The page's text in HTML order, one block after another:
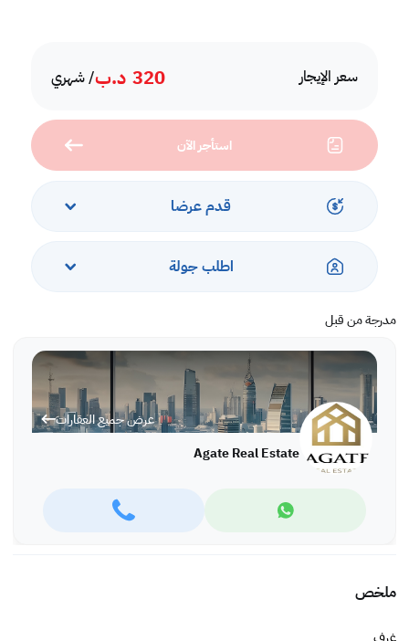
سعر الإيجار 320 د.ب/ شهري
استأجر الآن
قدم عرضا
اطلب جولة
مدرجة من قبل
عرض جميع العقارات
Agate Real Estate
ملخص